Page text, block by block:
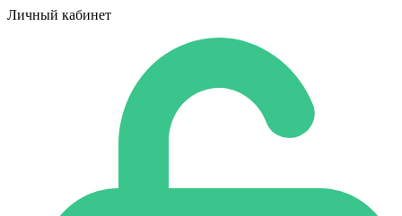
Личный кабинет